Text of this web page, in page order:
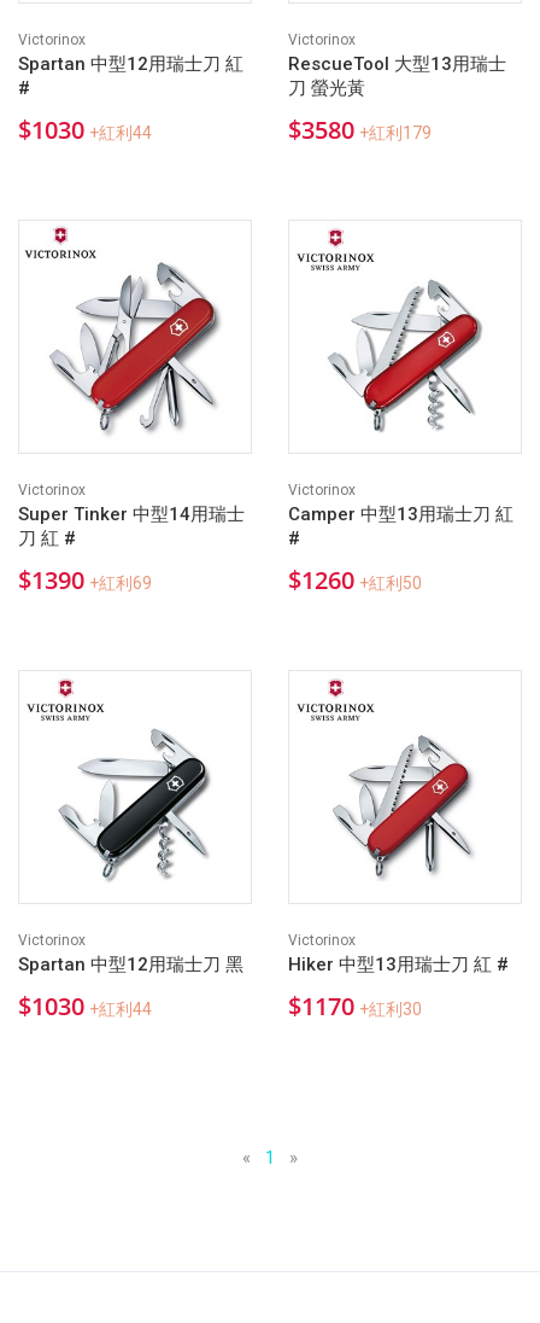
Victorinox
Spartan 中型12用瑞士刀 紅
#
$1030 +紅利44
Victorinox
RescueTool 大型13用瑞士
刀 螢光黃
$3580 +紅利179
Victorinox
Super Tinker 中型14用瑞士
刀 紅 #
$1390 +紅利69
Victorinox
Camper 中型13用瑞士刀 紅
#
$1260 +紅利50
Victorinox
Spartan 中型12用瑞士刀 黑
$1030 +紅利44
Victorinox
Hiker 中型13用瑞士刀 紅 #
$1170 +紅利30
« 1 »